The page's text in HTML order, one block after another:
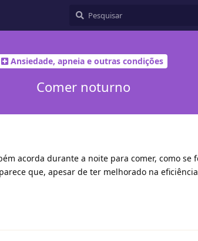
Ansiedade, apneia e outras condições
Comer noturno
acorda durante a noite para comer, como se
que, apesar de ter melhorado na